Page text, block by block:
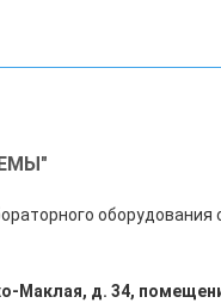
оборудования
Маклая, д. 34,